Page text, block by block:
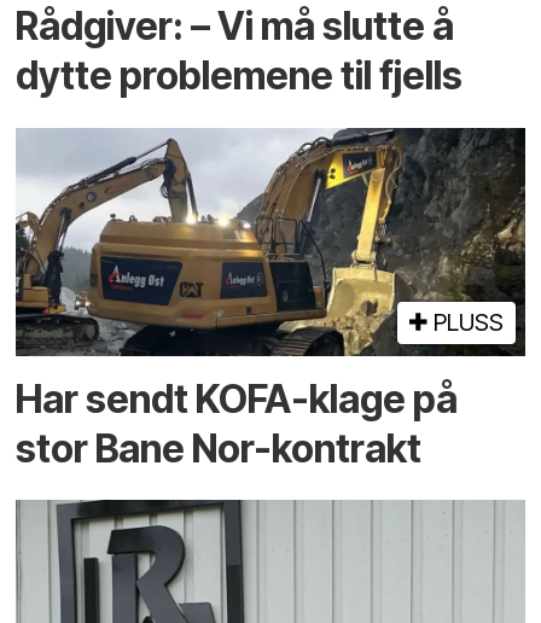
Rådgiver: – Vi må slutte å
dytte problemene til fjells
PLUSS
Har sendt KOFA-klage på
stor Bane Nor-kontrakt